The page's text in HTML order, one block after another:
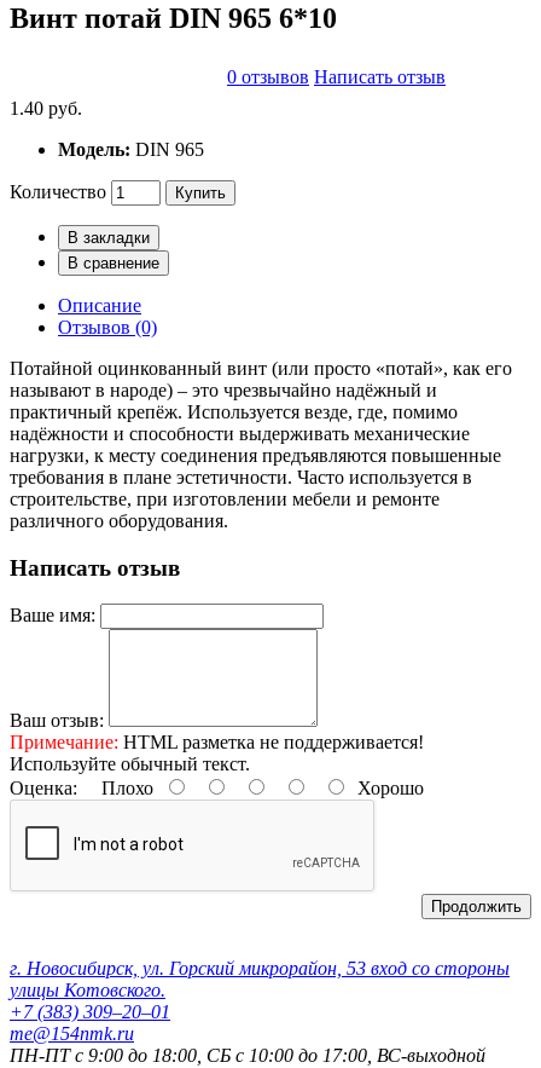
Винт потай DIN 965 6*10
0 отзывов Написать отзыв
1.40 руб.
Модель: DIN 965
Количество Купить
В закладки
В сравнение
Описание
Отзывов (0)
Потайной оцинкованный винт (или просто «потай», как его
называют в народе) – это чрезвычайно надёжный и
практичный крепёж. Используется везде, где, помимо
надёжности и способности выдерживать механические
нагрузки, к месту соединения предъявляются повышенные
требования в плане эстетичности. Часто используется в
строительстве, при изготовлении мебели и ремонте
различного оборудования.
Написать отзыв
Ваше имя:
Ваш отзыв:
Примечание: HTML разметка не поддерживается!
Используйте обычный текст.
Оценка: Плохо Хорошо
Продолжить
г. Новосибирск, ул. Горский микрорайон, 53 вход со стороны
улицы Котовского.
+7 (383) 309‒20‒01
me@154nmk.ru
ПН-ПТ с 9:00 до 18:00, СБ с 10:00 до 17:00, ВС-выходной